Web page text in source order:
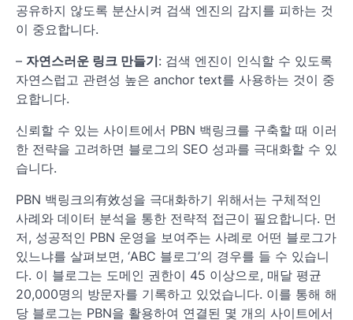
공유하지 않도록 분산시켜 검색 엔진의 감지를 피하는 것
이 중요합니다.
– 자연스러운 링크 만들기: 검색 엔진이 인식할 수 있도록
자연스럽고 관련성 높은 anchor text를 사용하는 것이 중
요합니다.
신뢰할 수 있는 사이트에서 PBN 백링크를 구축할 때 이러
한 전략을 고려하면 블로그의 SEO 성과를 극대화할 수 있
습니다.
PBN 백링크의有效성을 극대화하기 위해서는 구체적인
사례와 데이터 분석을 통한 전략적 접근이 필요합니다. 먼
저, 성공적인 PBN 운영을 보여주는 사례로 어떤 블로그가
있느냐를 살펴보면, ‘ABC 블로그’의 경우를 들 수 있습니
다. 이 블로그는 도메인 권한이 45 이상으로, 매달 평균
20,000명의 방문자를 기록하고 있었습니다. 이를 통해 해
당 블로그는 PBN을 활용하여 연결된 몇 개의 사이트에서